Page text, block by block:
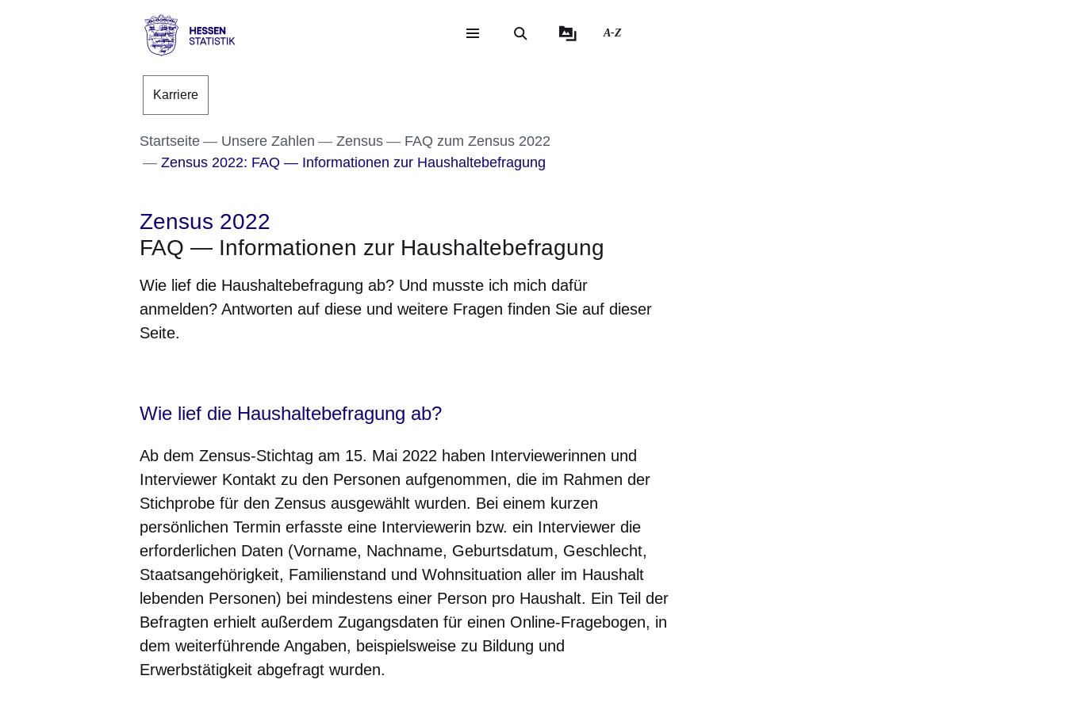
Direkt zum Kopf der Seite
Direkt zum Inhalt
Direkt zum Fuß der Seite
Statistik
A-Z
Karriere
Startseite Unsere Zahlen Zensus
FAQ zum Zensus 2022
Zensus 2022: FAQ — Informationen zur Haushaltebefragung
Zensus 2022
FAQ — Informationen zur Haushaltebefragung
Wie lief die Haushaltebefragung ab? Und musste ich mich dafür
anmelden? Antworten auf diese und weitere Fragen finden Sie auf dieser
Seite.
Wie lief die Haushaltebefragung ab?
Ab dem Zensus-Stichtag am 15. Mai 2022 haben Interviewerinnen und
Interviewer Kontakt zu den Personen aufgenommen, die im Rahmen der
Stichprobe für den Zensus ausgewählt wurden. Bei einem kurzen
persönlichen Termin erfasste eine Interviewerin bzw. ein Interviewer die
erforderlichen Daten (Vorname, Nachname, Geburtsdatum, Geschlecht,
Staatsangehörigkeit, Familienstand und Wohnsituation aller im Haushalt
lebenden Personen) bei mindestens einer Person pro Haushalt. Ein Teil der
Befragten erhielt außerdem Zugangsdaten für einen Online-Fragebogen, in
dem weiterführende Angaben, beispielsweise zu Bildung und
Erwerbstätigkeit abgefragt wurden.